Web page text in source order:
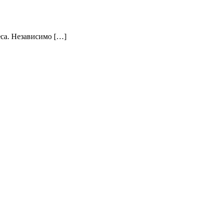
Независимо […]